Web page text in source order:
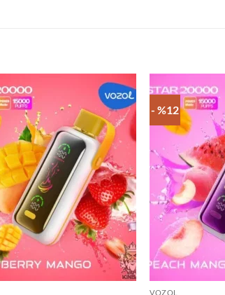
- %12
VOZOL